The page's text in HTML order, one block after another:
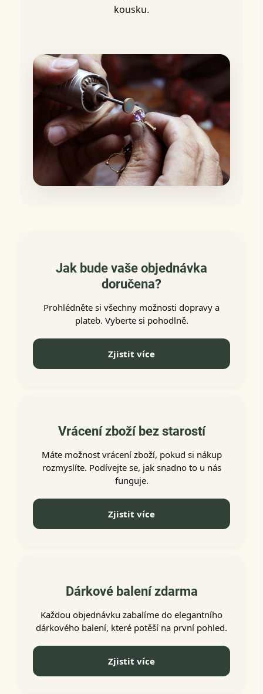
kousku.
Jak bude vaše objednávka
doručena?
Prohlédněte si všechny možnosti dopravy a
plateb. Vyberte si pohodlně.
Zjistit více
Vrácení zboží bez starostí
Máte možnost vrácení zboží, pokud si nákup
rozmyslíte. Podívejte se, jak snadno to u nás
funguje.
Zjistit více
Dárkové balení zdarma
Každou objednávku zabalíme do elegantního
dárkového balení, které potěší na první pohled.
Zjistit více